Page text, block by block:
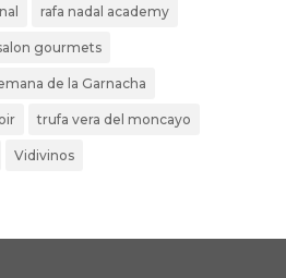
rafa nadal academy
gourmets
de la Garnacha
trufa vera del moncayo
Vidivinos